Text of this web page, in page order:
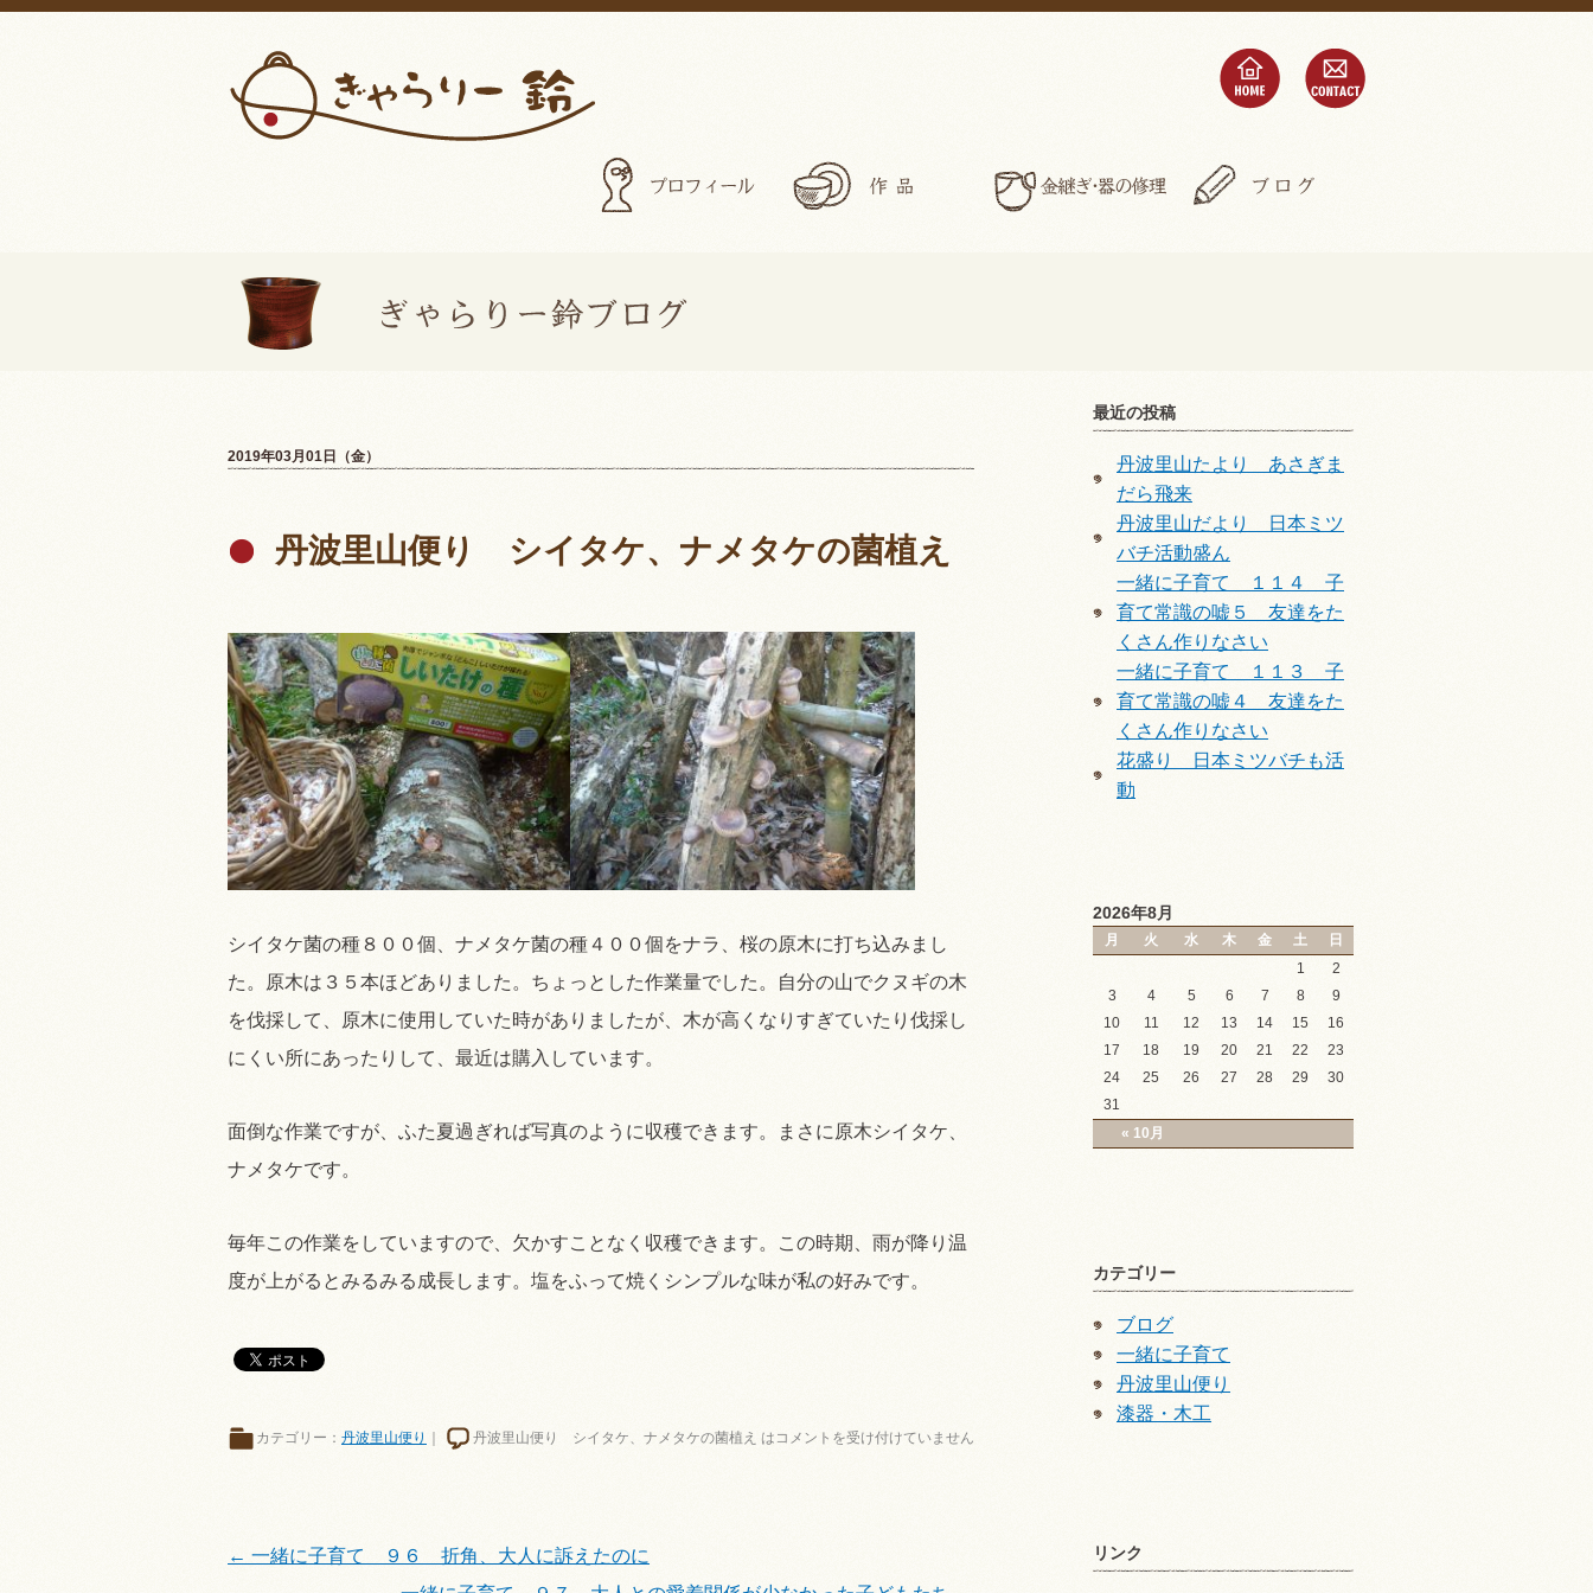
home
プロフィール 作品 金継ぎ・器の修理
2019年03月01日（金）
丹波里山便り シイタケ、ナメタケの菌植え
シイタケ菌の種８００個、ナメタケ菌の種４００個をナラ、桜の原木に打ち込みまし
た。原木は３５本ほどありました。ちょっとした作業量でした。自分の山でクヌギの木
を伐採して、原木に使用していた時がありましたが、木が高くなりすぎていたり伐採し
にくい所にあったりして、最近は購入しています。
面倒な作業ですが、ふた夏過ぎれば写真のように収穫できます。まさに原木シイタケ、
ナメタケです。
毎年この作業をしていますので、欠かすことなく収穫できます。この時期、雨が降り温
度が上がるとみるみる成長します。塩をふって焼くシンプルな味が私の好みです。
カテゴリー： 丹波里山便り 丹波里山便り シイタケ、ナメタケの菌植え は コメントを受け付けていません
← 一緒に子育て ９６ 折角、大人に訴えたのに
最近の投稿
丹波里山たより あさぎま
だら飛来
丹波里山だより 日本ミツ
バチ活動盛ん
一緒に子育て １１４ 子
育て常識の嘘５ 友達をた
くさん作りなさい
一緒に子育て １１３ 子
育て常識の嘘４ 友達をた
くさん作りなさい
花盛り 日本ミツバチも活
動
2026年8月
月 火 水 木 金 土 日
« 10月
1
2
3
4 5 6 7 8
9
10
11 12 13 14 15
16
17
18 19 20 21 22
23
24
25 26 27 28 29
30
31
カテゴリー
ブログ
一緒に子育て
丹波里山便り
漆器・木工
リンク